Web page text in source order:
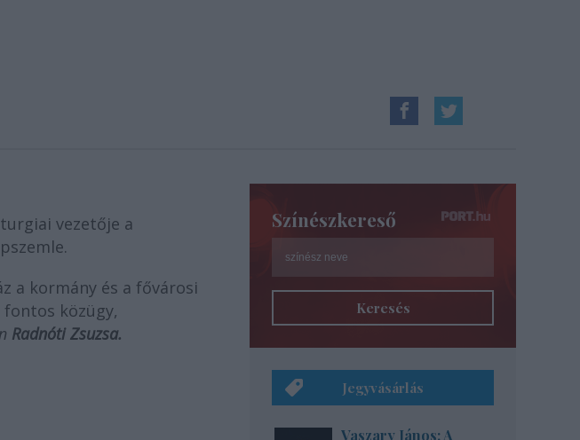
vezetője a
a kormány és a fővárosi
közügy,
Radnóti Zsuzsa.
Színészkereső
Keresés
Jegyvásárlás
Vaszary János: A